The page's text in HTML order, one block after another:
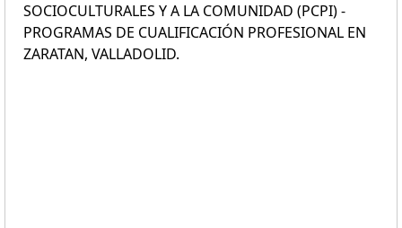
SOCIOCULTURALES Y A LA COMUNIDAD (PCPI) -
PROGRAMAS DE CUALIFICACIÓN PROFESIONAL EN
ZARATAN, VALLADOLID.